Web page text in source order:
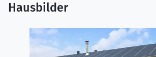
Hausbilder